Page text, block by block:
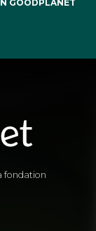
GOODPLANET
fondation